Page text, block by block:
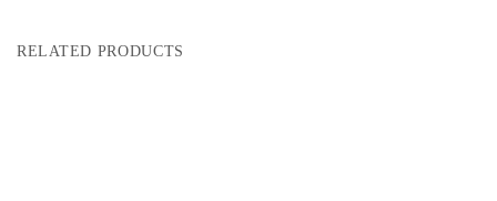
RELATED PRODUCTS